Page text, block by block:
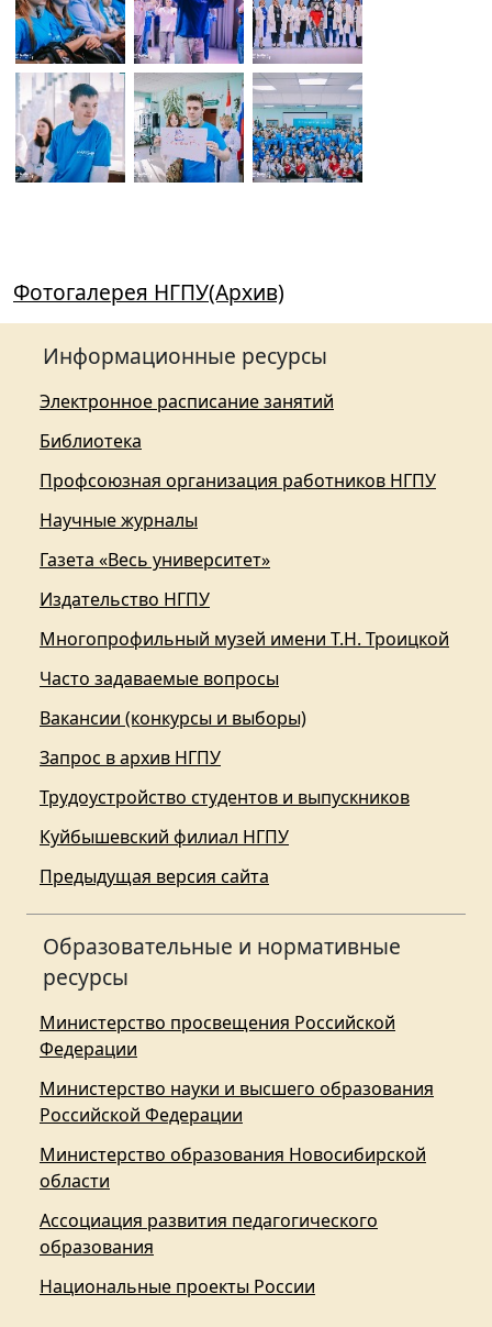
Фотогалерея НГПУ(Архив)
Информационные ресурсы
Электронное расписание занятий
Библиотека
Профсоюзная организация работников НГПУ
Научные журналы
Газета «Весь университет»
Издательство НГПУ
Многопрофильный музей имени Т.Н. Троицкой
Часто задаваемые вопросы
Вакансии (конкурсы и выборы)
Запрос в архив НГПУ
Трудоустройство студентов и выпускников
Куйбышевский филиал НГПУ
Предыдущая версия сайта
Образовательные и нормативные
ресурсы
Министерство просвещения Российской
Федерации
Министерство науки и высшего образования
Российской Федерации
Министерство образования Новосибирской
области
Ассоциация развития педагогического
образования
Национальные проекты России